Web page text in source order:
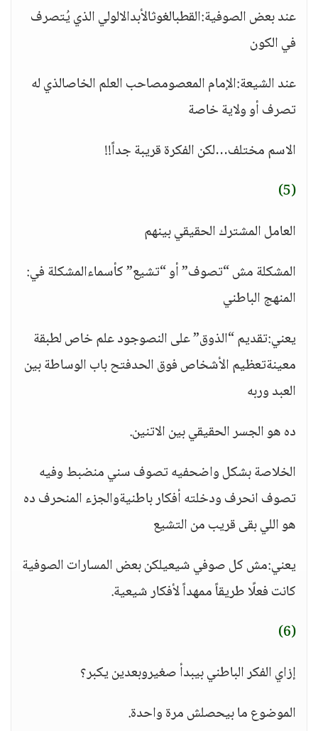
عند بعض الصوفية:القطبالغوثالأبدالالولي الذي يُتصرف
في الكون
عند الشيعة:الإمام المعصومصاحب العلم الخاصالذي له
تصرف أو ولاية خاصة
الاسم مختلف…لكن الفكرة قريبة جداً!!
(5)
العامل المشترك الحقيقي بينهم
المشكلة مش “تصوف” أو “تشيع” كأسماءالمشكلة في:
المنهج الباطني
يعني:تقديم “الذوق” على النصوجود علم خاص لطبقة
معينةتعظيم الأشخاص فوق الحدفتح باب الوساطة بين
العبد وربه
ده هو الجسر الحقيقي بين الاتنين.
الخلاصة بشكل واضحفيه تصوف سني منضبط وفيه
تصوف انحرف ودخلته أفكار باطنيةوالجزء المنحرف ده
هو اللي بقى قريب من التشيع
يعني:مش كل صوفي شيعيلكن بعض المسارات الصوفية
كانت فعلًا طريقاً ممهداً لأفكار شيعية.
(6)
إزاي الفكر الباطني بيبدأ صغيروبعدين يكبر؟
الموضوع ما بيحصلش مرة واحدة.